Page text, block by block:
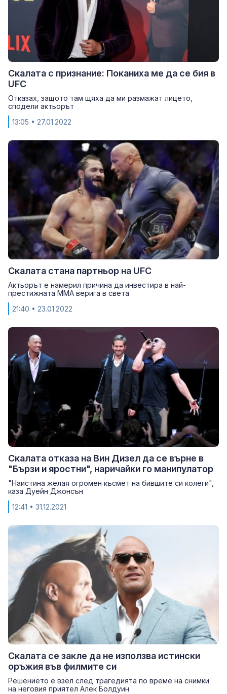
Скалата с признание: Поканиха ме да се бия в
UFC
Отказах, защото там щяха да ми размажат лицето,
сподели актьорът
13:05 • 27.01.2022
Скалата стана партньор на UFC
Актьорът е намерил причина да инвестира в най-
престижната ММА верига в света
21:40 • 23.01.2022
Скалата отказа на Вин Дизел да се върне в
"Бързи и яростни", наричайки го манипулатор
"Наистина желая огромен късмет на бившите си колеги",
каза Дуейн Джонсън
12:41 • 31.12.2021
Скалата се закле да не използва истински
оръжия във филмите си
Решението е взел след трагедията по време на снимки
на неговия приятел Алек Болдуин